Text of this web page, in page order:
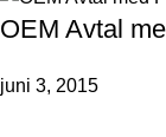
OEM Avtal
juni 3, 2015